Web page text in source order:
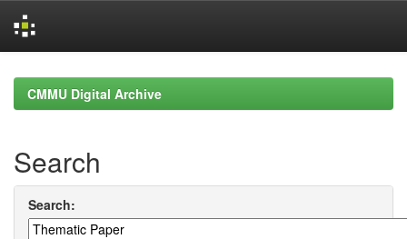
navigationCMMU Digital Archive
Search
Search: